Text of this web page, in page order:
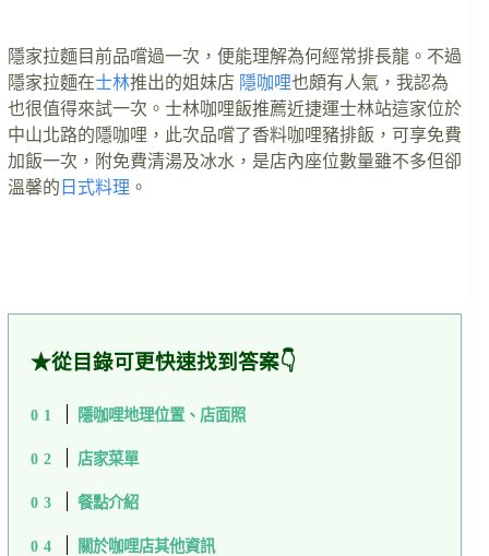
隱家拉麵目前品嚐過一次，便能理解為何經常排長龍。不過
隱家拉麵在士林推出的姐妹店 隱咖哩也頗有人氣，我認為
也很值得來試一次。士林咖哩飯推薦近捷運士林站這家位於
中山北路的隱咖哩，此次品嚐了香料咖哩豬排飯，可享免費
加飯一次，附免費清湯及冰水，是店內座位數量雖不多但卻
溫馨的 日式料理 。
★從目錄可更快速找到答案👇
隱咖哩地理位置、店面照
店家菜單
餐點介紹
關於咖哩店其他資訊